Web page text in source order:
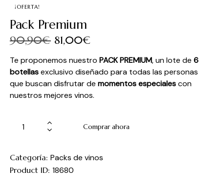
¡OFERTA!
Pack Premium
90,90€ 81,00€
Te proponemos nuestro PACK PREMIUM, un lote de 6
botellasexclusivo diseñado para todas las personas
que buscan disfrutar de momentos especialescon
nuestros mejores vinos.
Comprar ahora
Categoría: Packs de vinos
Product ID: 18680